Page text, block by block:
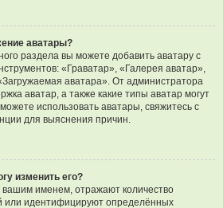
аватары?
раздела вы можете добавить аватару с
«Граватар», «Галерея аватар»,
аватара». От администратора
аватар, а также какие типы аватар могут
использовать аватары, свяжитесь с
для выяснения причин.
изменить его?
именем, отражают количество
или идентифицируют определённых